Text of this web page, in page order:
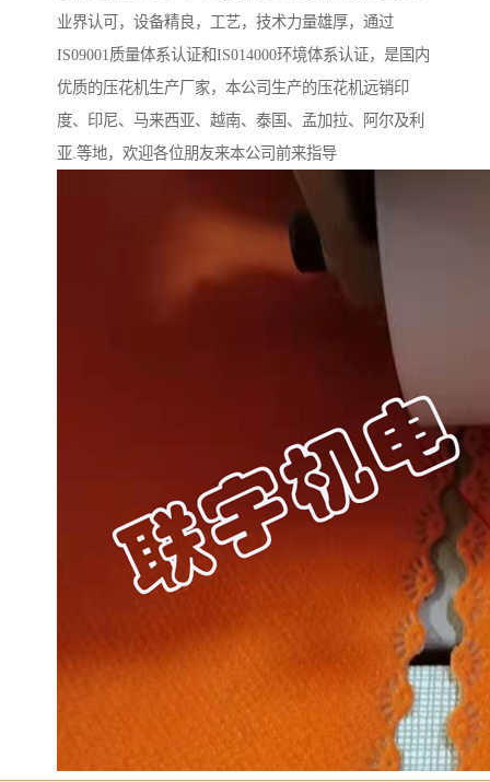
业界认可，设备精良，工艺，技术力量雄厚，通过
IS09001质量体系认证和IS014000环境体系认证，是国内
优质的压花机生产厂家，本公司生产的压花机远销印
度、印尼、马来西亚、越南、泰国、孟加拉、阿尔及利
亚.等地，欢迎各位朋友来本公司前来指导